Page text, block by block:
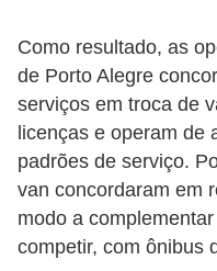
Como resultado, as
de Porto Alegre
serviços em troca de
licenças e operam de
padrões de serviço.
van concordaram em
modo a
competir, com ônibus